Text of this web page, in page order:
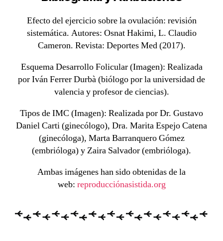
Efecto del ejercicio sobre la ovulación: revisión
sistemática. Autores: Osnat Hakimi, L. Claudio
Cameron. Revista: Deportes Med (2017).
Esquema Desarrollo Folicular (Imagen): Realizada
por Iván Ferrer Durbà (biólogo por la universidad de
valencia y profesor de ciencias).
Tipos de IMC (Imagen): Realizada por Dr. Gustavo
Daniel Carti (ginecólogo), Dra. Marita Espejo Catena
(ginecóloga), Marta Barranquero Gómez
(embrióloga) y Zaira Salvador (embrióloga).
Ambas imágenes han sido obtenidas de la
web: reproducciónasistida.org